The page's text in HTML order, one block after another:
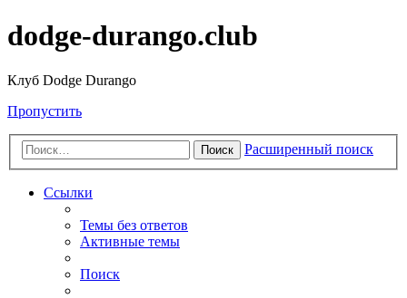
dodge-durango.club
Клуб Dodge Durango
Пропустить
Поиск Расширенный поиск
Ссылки
Темы без ответов
Активные темы
Поиск